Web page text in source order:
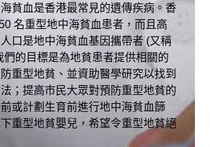
貧血是香港最常見的遺傳疾病。香
名重型地中海貧血患者，而且高
口是地中海貧血基因攜帶者 (又稱
們的目標是為地貧患者提供相關的
重型地貧、並資助醫學研究以找到
；提高市民大眾對預防重型地貧的
或計劃生育前進行地中海貧血篩
重型地貧嬰兒，希望令重型地貧絕